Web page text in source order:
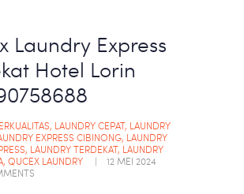
Laundry Express
Hotel Lorin
, LAUNDRY CEPAT, LAUNDRY
EXPRESS CIBINONG, LAUNDRY
, LAUNDRY TERDEKAT, LAUNDRY
, QUCEX LAUNDRY
12 MEI 2024